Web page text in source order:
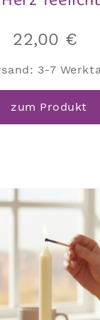
22,00 €
3-7
zum Produkt